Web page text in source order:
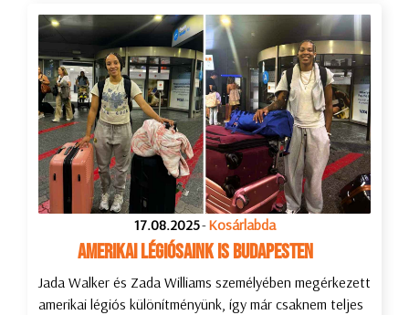
17.08.2025-Kosárlabda
Amerikai légiósaink is Budapesten
Jada Walker és Zada Williams személyében megérkezett
amerikai légiós különítményünk, így már csaknem teljes